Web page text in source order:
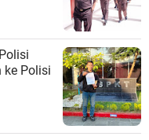
ke Polisi